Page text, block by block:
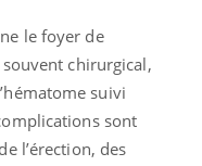
le foyer de
chirurgical,
suivi
sont
l’érection, des